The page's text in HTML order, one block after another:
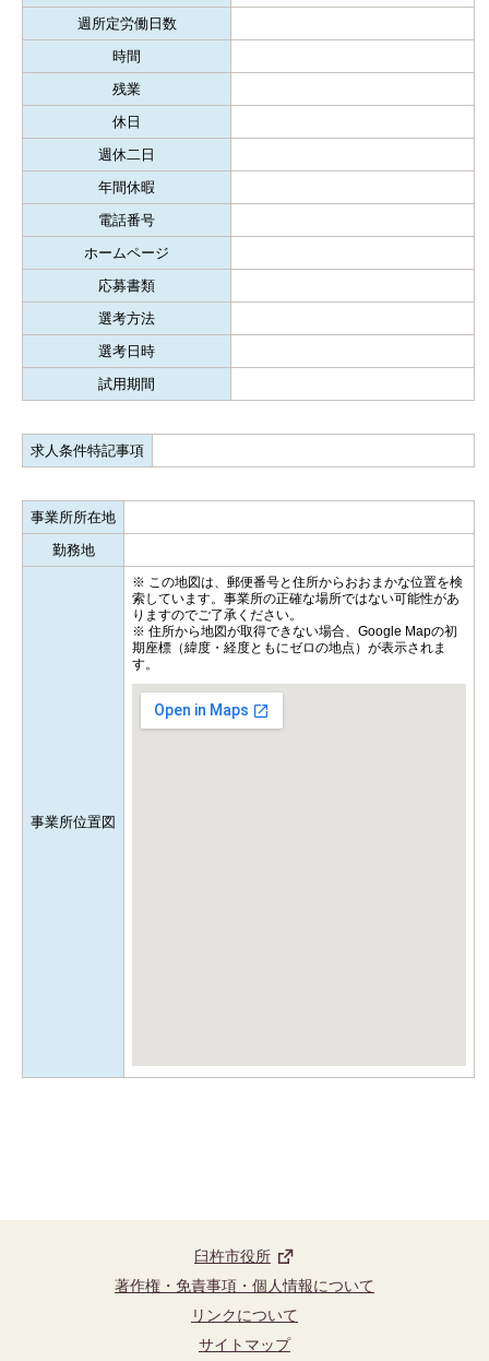
週所定労働日数
時間
残業
休日
週休二日
年間休暇
電話番号
ホームページ
応募書類
選考方法
選考日時
試用期間
求人条件特記事項
事業所所在地
勤務地
事業所位置図
※ この地図は、郵便番号と住所からおおまかな位置を検
索しています。事業所の正確な場所ではない可能性があ
りますのでご了承ください。
※ 住所から地図が取得できない場合、Google Mapの初
期座標（緯度・経度ともにゼロの地点）が表示されま
す。
臼杵市役所
著作権・免責事項・個人情報について
リンクについて
サイトマップ